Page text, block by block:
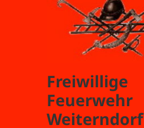
Freiwillige
Feuerwehr
Weiterndorf